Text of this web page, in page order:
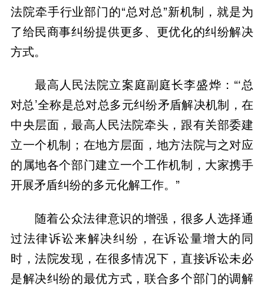
法院牵手行业部门的“总对总”新机制，就是为
了给民商事纠纷提供更多、更优化的纠纷解决
方式。
最高人民法院立案庭副庭长李盛烨：“‘总
对总’全称是总对总多元纠纷矛盾解决机制，在
中央层面，最高人民法院牵头，跟有关部委建
立一个机制；在地方层面，地方法院与之对应
的属地各个部门建立一个工作机制，大家携手
开展矛盾纠纷的多元化解工作。”
随着公众法律意识的增强，很多人选择通
过法律诉讼来解决纠纷，在诉讼量增大的同
时，法院发现，在很多情况下，直接诉讼未必
是解决纠纷的最优方式，联合多个部门的调解